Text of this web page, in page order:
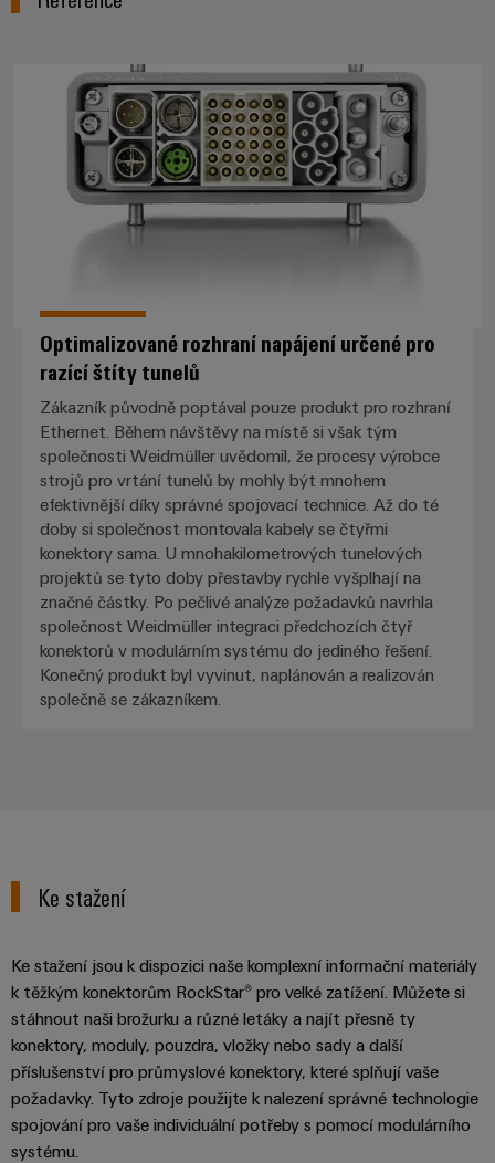
Optimalizované rozhraní
Optimalizované rozhraní napájení určené pro
razící štíty tunelů
Zákazník původně poptával pouze produkt pro rozhraní
Ethernet. Během návštěvy na místě si však tým
společnosti Weidmüller uvědomil, že procesy výrobce
strojů pro vrtání tunelů by mohly být mnohem
efektivnější díky správné spojovací technice. Až do té
doby si společnost montovala kabely se čtyřmi
konektory sama. U mnohakilometrových tunelových
projektů se tyto doby přestavby rychle vyšplhají na
značné částky. Po pečlivé analýze požadavků navrhla
společnost Weidmüller integraci předchozích čtyř
konektorů v modulárním systému do jediného řešení.
Konečný produkt byl vyvinut, naplánován a realizován
společně se zákazníkem.
Ke stažení
Ke stažení jsou k dispozici naše komplexní informační materiály
k těžkým konektorům RockStar® pro velké zatížení. Můžete si
stáhnout naši brožurku a různé letáky a najít přesně ty
konektory, moduly, pouzdra, vložky nebo sady a další
příslušenství pro průmyslové konektory, které splňují vaše
požadavky. Tyto zdroje použijte k nalezení správné technologie
spojování pro vaše individuální potřeby s pomocí modulárního
systému.